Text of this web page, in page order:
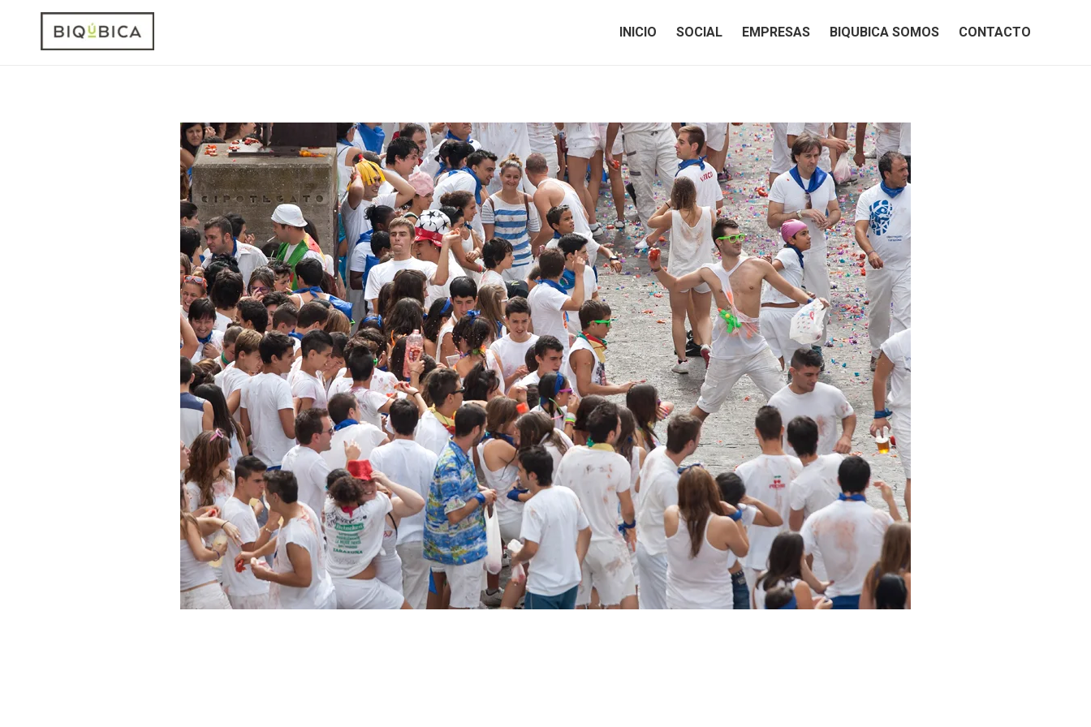
INICIO SOCIAL EMPRESAS BIQUBICA SOMOS CONTACTO
INICIO SOCIAL EMPRESAS BIQUBICA SOMOS CONTACTO